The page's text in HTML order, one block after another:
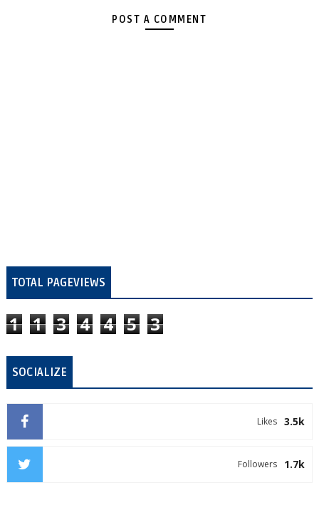
POST A COMMENT
TOTAL PAGEVIEWS
1 1 3 4 4 5 3
SOCIALIZE
3.5k
Likes
1.7k
Followers